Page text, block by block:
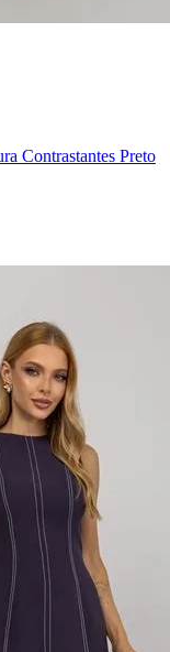
Contrastantes Preto